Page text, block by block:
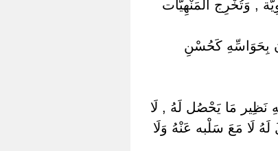
, وَتُخْرِج الْمَنْهِيَّات
بِحَوَاسِّهِ كَحُسْنِ
نَظِير مَا يَحْصُل لَهُ , لَا
لَا مَعَ سَلْبه عَنْهُ وَلَا